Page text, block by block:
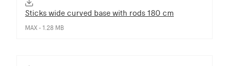
Sticks wide curved base with rods 180 cm
MAX - 1.28 MB